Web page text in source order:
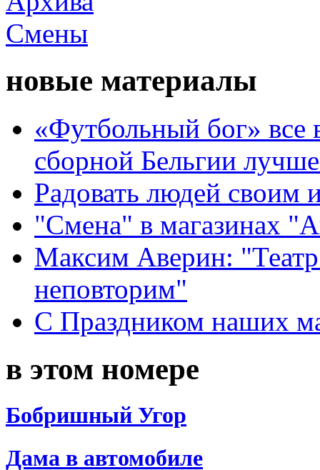
новые материалы
«Футбольный бог» все
сборной Бельгии
Радовать людей своим
"Смена" в магазинах
Максим Аверин:
неповторим"
С Праздником наших
в этом номере
Бобришный Угор
Дама в автомобиле